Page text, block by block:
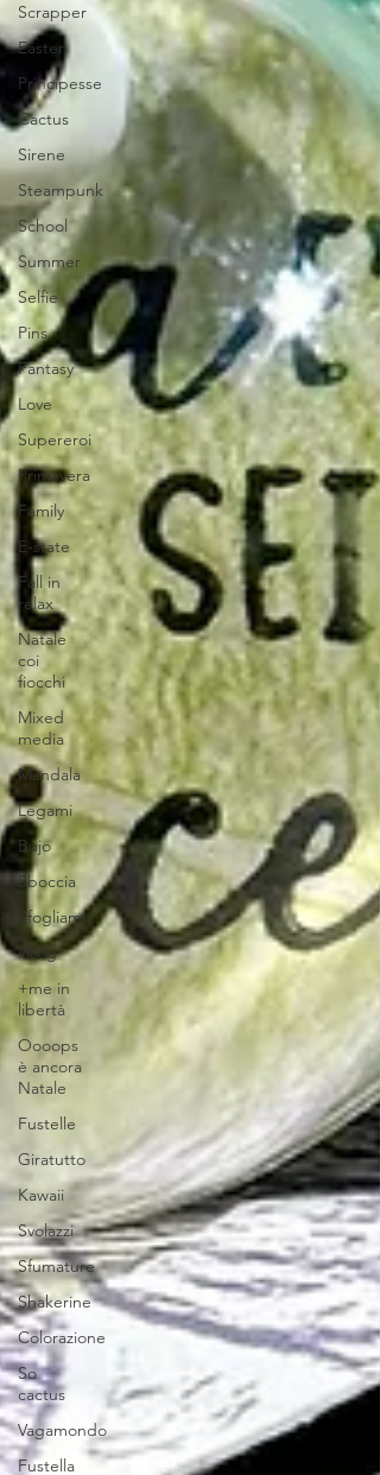
Scrapper
Easter
Principesse
Cactus
Sirene
Steampunk
School
Summer
Selfie
Pins
Fantasy
Love
Supereroi
Primavera
Family
E-state
Fall in
relax
Natale
coi
fiocchi
Mixed
media
Mandala
Legami
Bujo
Sboccia
Sfogliami
i300g
+me in
libertà
Oooops
è ancora
Natale
Fustelle
Giratutto
Kawaii
Svolazzi
Sfumature
Shakerine
Colorazione
So
cactus
Vagamondo
Fustella